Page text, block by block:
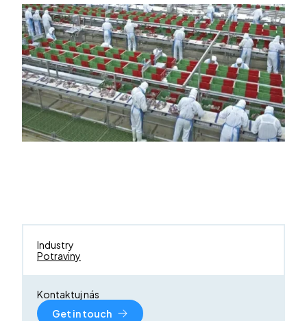
Industry
Potraviny
Kontaktuj nás
Get in touch